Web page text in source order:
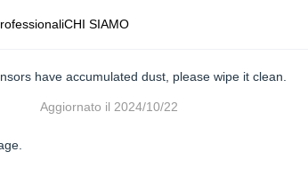
CHI SIAMO
have accumulated dust, please wipe it clean.
Aggiornato il 2024/10/22